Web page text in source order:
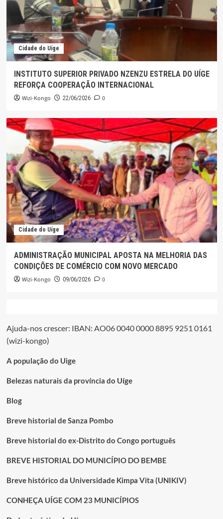
Cidade do Uíge
INSTITUTO SUPERIOR PRIVADO NZENZU ESTRELA DO UÍGE
REFORÇA COOPERAÇÃO INTERNACIONAL
Wizi-Kongo 22/06/2026 0
Cidade do Uíge
ADMINISTRAÇÃO MUNICIPAL APOSTA NA MELHORIA DAS
CONDIÇÕES DE COMÉRCIO COM NOVO MERCADO
Wizi-Kongo 09/06/2026 0
Ajuda-nos crescer: IBAN: AO06 0040 0000 8895 9251 0161
(wizi-kongo)
A população do Uige
Belezas naturais da província do Uíge
Blog
Breve historial de Sanza Pombo
Breve historial do ex-Distrito do Congo português
BREVE HISTORIAL DO MUNICÍPIO DO BEMBE
Breve histórico da Universidade Kimpa Vita (UNIKIV)
CONHEÇA UÍGE COM 23 MUNICÍPIOS